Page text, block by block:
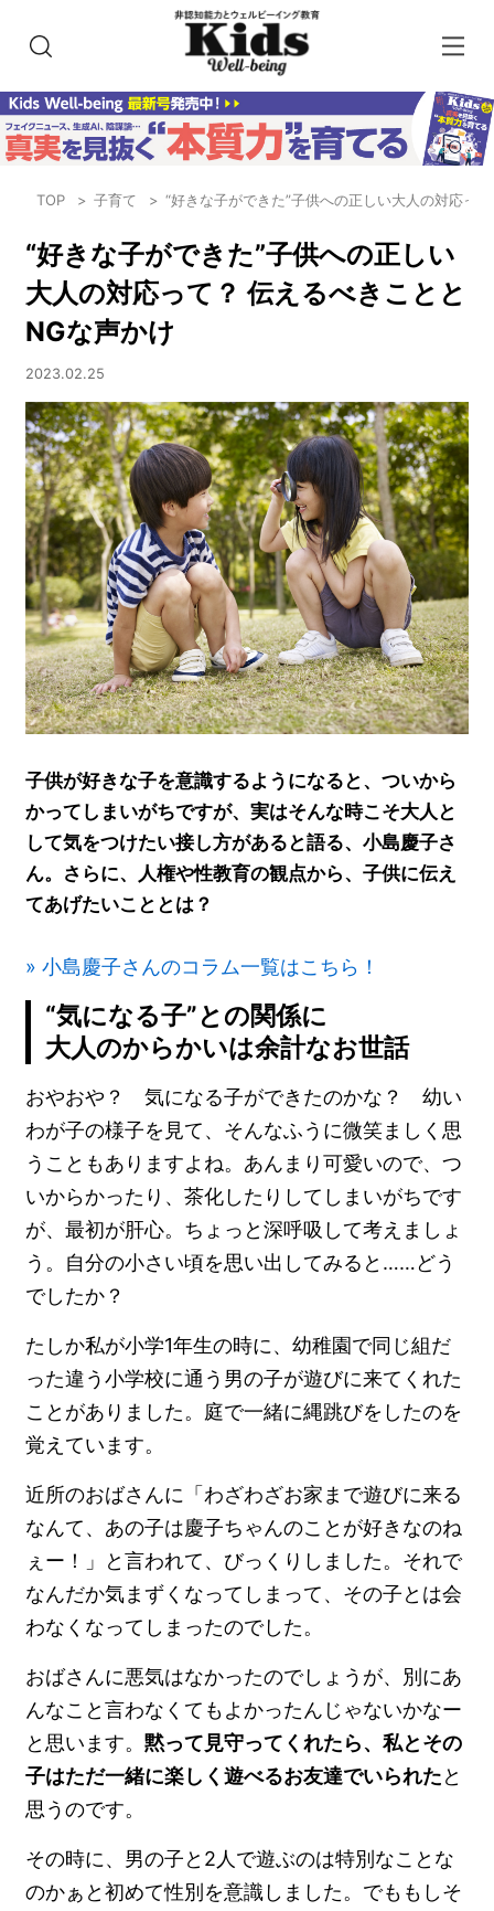
TOP 子育て “好きな子ができた”子供への正しい大人の対応っ
“好きな子ができた”子供への正しい
大人の対応って？ 伝えるべきことと
NGな声かけ
2023.02.25
子供が好きな子を意識するようになると、ついから
かってしまいがちですが、実はそんな時こそ大人と
して気をつけたい接し方があると語る、小島慶子さ
ん。さらに、人権や性教育の観点から、子供に伝え
てあげたいこととは？
» 小島慶子さんのコラム一覧はこちら！
“気になる子”との関係に
大人のからかいは余計なお世話
おやおや？ 気になる子ができたのかな？ 幼い
わが子の様子を見て、そんなふうに微笑ましく思
うこともありますよね。あんまり可愛いので、つ
いからかったり、茶化したりしてしまいがちです
が、最初が肝心。ちょっと深呼吸して考えましょ
う。自分の小さい頃を思い出してみると……どう
でしたか？
たしか私が小学1年生の時に、幼稚園で同じ組だ
った違う小学校に通う男の子が遊びに来てくれた
ことがありました。庭で一緒に縄跳びをしたのを
覚えています。
近所のおばさんに「わざわざお家まで遊びに来る
なんて、あの子は慶子ちゃんのことが好きなのね
ぇー！」と言われて、びっくりしました。それで
なんだか気まずくなってしまって、その子とは会
わなくなってしまったのでした。
おばさんに悪気はなかったのでしょうが、別にあ
んなこと言わなくてもよかったんじゃないかなー
と思います。黙って見守ってくれたら、私とその
子はただ一緒に楽しく遊べるお友達でいられたと
思うのです。
その時に、男の子と2人で遊ぶのは特別なことな
のかぁと初めて性別を意識しました。でももしそ